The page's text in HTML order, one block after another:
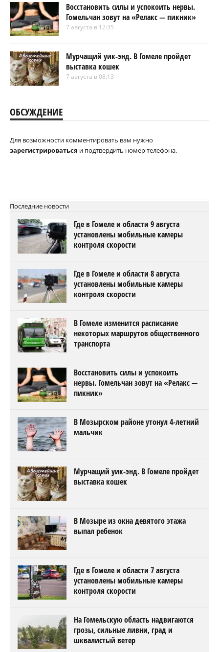
Восстановить силы и успокоить нервы.
Гомельчан зовут на «Релакс — пикник»
7 августа в 12:35
Мурчащий уик-энд. В Гомеле пройдет
выставка кошек
7 августа в 08:13
ОБСУЖДЕНИЕ
Для возможности комментировать вам нужно
зарегистрироваться и подтвердить номер телефона.
Последние новости
Где в Гомеле и области 9 августа
установлены мобильные камеры
контроля скорости
Где в Гомеле и области 8 августа
установлены мобильные камеры
контроля скорости
В Гомеле изменится расписание
некоторых маршрутов общественного
транспорта
Восстановить силы и успокоить
нервы. Гомельчан зовут на «Релакс —
пикник»
В Мозырском районе утонул 4-летний
мальчик
Мурчащий уик-энд. В Гомеле пройдет
выставка кошек
В Мозыре из окна девятого этажа
выпал ребенок
Где в Гомеле и области 7 августа
установлены мобильные камеры
контроля скорости
На Гомельскую область надвигаются
грозы, сильные ливни, град и
шквалистый ветер